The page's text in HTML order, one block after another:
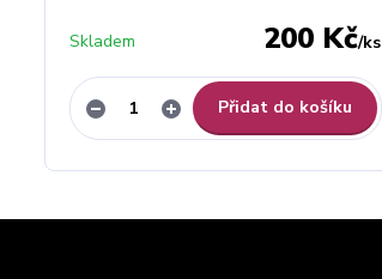
200 Kč/ks
Skladem
Přidat do košíku